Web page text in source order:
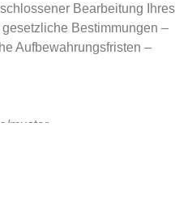
Bearbeitung Ihres
Bestimmungen –
Aufbewahrungsfristen –
muster-